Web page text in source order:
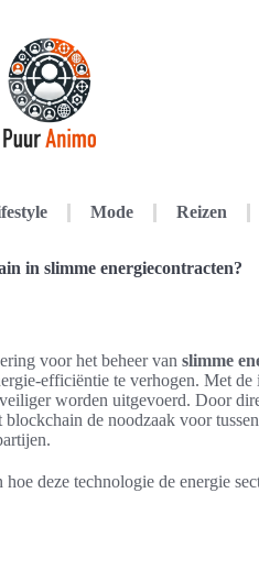
Mode Reizen
in slimme energiecontracten?
voor het beheer van slimme
efficiëntie te verhogen. Met de
worden uitgevoerd. Door
de noodzaak voor
deze technologie de energie